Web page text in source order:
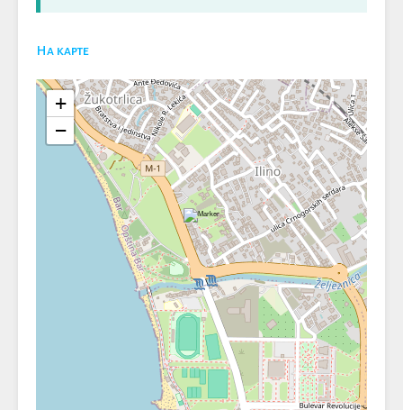
На карте
+
−